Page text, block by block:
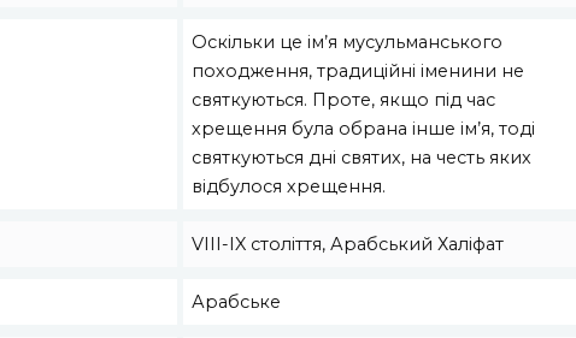
Оскільки це ім’я мусульманського
походження, традиційні іменини не
святкуються. Проте, якщо під час
хрещення була обрана інше ім’я, тоді
святкуються дні святих, на честь яких
відбулося хрещення.
VIII-IX століття, Арабський Халіфат
Арабське